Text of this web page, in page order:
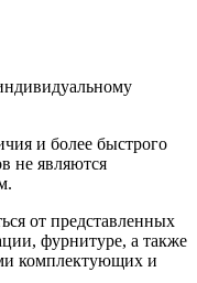
и более быстрого
не являются
от представленных
фурнитуре, а также
комплектующих и